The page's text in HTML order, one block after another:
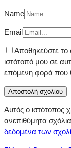
Name
Email
Αποθηκεύστε το
ιστότοπό μου σε
επόμενη φορά που
Αυτός ο ιστότοπος
ανεπιθύμητα
δεδομένα των